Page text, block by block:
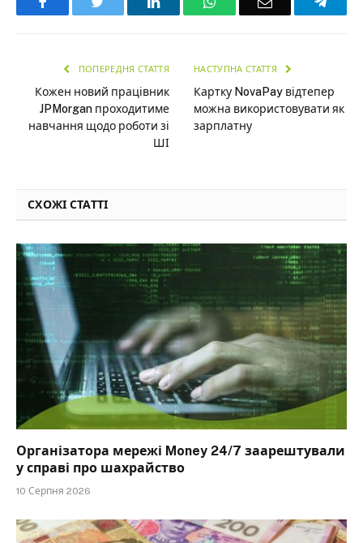
ПОПЕРЕДНЯ СТАТТЯ
Кожен новий працівник
JPMorgan проходитиме
навчання щодо роботи зі
ШІ
НАСТУПНА СТАТТЯ
Картку NovaPay відтепер
можна використовувати як
зарплатну
СХОЖІ СТАТТІ
Організатора мережі Money 24/7 заарештували
у справі про шахрайство
10 Серпня 2026